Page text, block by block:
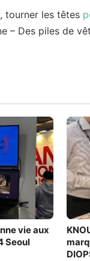
tourner les têtes
– Des piles de
vie aux
Seoul